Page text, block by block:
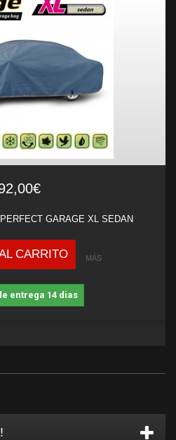
GARAGE XL SEDAN
CARRITO MÁS
entrega 14 dias